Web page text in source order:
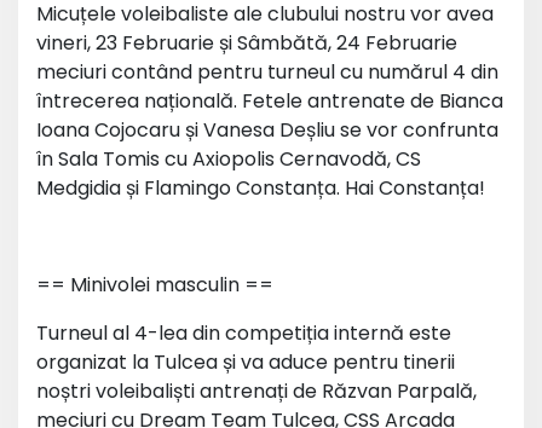
Micuțele voleibaliste ale clubului nostru vor avea
vineri, 23 Februarie și Sâmbătă, 24 Februarie
meciuri contând pentru turneul cu numărul 4 din
întrecerea națională. Fetele antrenate de Bianca
Ioana Cojocaru și Vanesa Deșliu se vor confrunta
în Sala Tomis cu Axiopolis Cernavodă, CS
Medgidia și Flamingo Constanța. Hai Constanța!
== Minivolei masculin ==
Turneul al 4-lea din competiția internă este
organizat la Tulcea și va aduce pentru tinerii
noștri voleibaliști antrenați de Răzvan Parpală,
meciuri cu Dream Team Tulcea, CSS Arcada